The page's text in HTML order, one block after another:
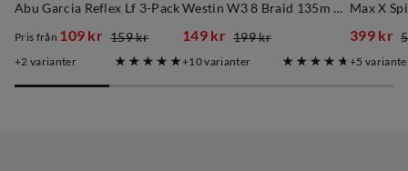
Abu Garcia Reflex Lf 3-Pack
discounted
Pris från 109 kr
original
159 kr
2 varianter
Westin W3 8 Braid 135m Dutch Orange
discounted
149 kr
original
199 kr
10varianter
Max X
399 kr
original
5